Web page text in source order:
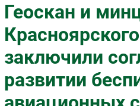
Импорто­замещение
Автоматизация
Интернет
Фиксированная связь
Интеграция
Геоскан и
заключили
развитии